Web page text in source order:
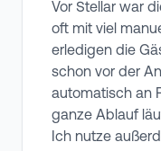
Vor Stellar war
oft mit viel
erledigen die
schon vor der
automatisch an
ganze Ablauf
Ich nutze